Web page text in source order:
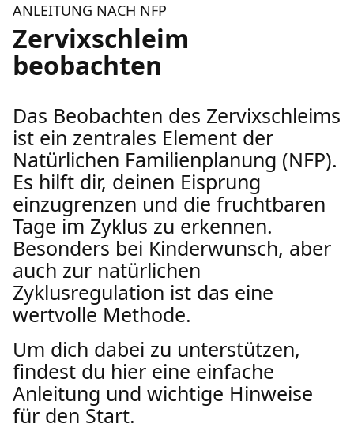
ANLEITUNG NACH NFP
Zervixschleim
beobachten
Das Beobachten des Zervixschleims
ist ein zentrales Element der
Natürlichen Familienplanung (NFP).
Es hilft dir, deinen Eisprung
einzugrenzen und die fruchtbaren
Tage im Zyklus zu erkennen.
Besonders bei Kinderwunsch, aber
auch zur natürlichen
Zyklusregulation ist das eine
wertvolle Methode.
Um dich dabei zu unterstützen,
findest du hier eine einfache
Anleitung und wichtige Hinweise
für den Start.